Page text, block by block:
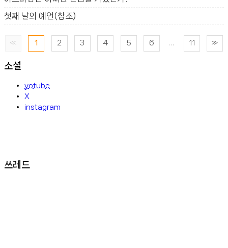
첫째 날의 예언(창조)
« 1 2 3 4 5 6 ... 11 »
소셜
yotube
X
instagram
쓰레드